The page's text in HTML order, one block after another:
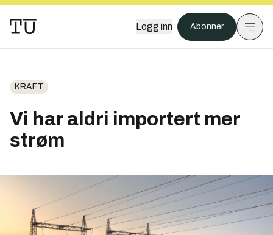
Logg inn Abonner
KRAFT
Vi har aldri importert mer
strøm